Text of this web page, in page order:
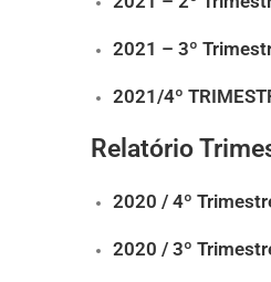
2021 – 3º
2021/4º
Relatório
2020 / 4º
2020 / 3º